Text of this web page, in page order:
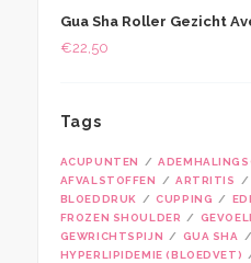
was:
is:
Gua Sha Roller Gezicht
€22,50
Tags
ACUPUNTEN
AFVALSTOFFEN
ARTRITIS
BLOEDDRUK
CUPPING
FROZEN SHOULDER
GEWRICHTSPIJN
GUA SHA
HYPERLIPIDEMIE (BLOEDVET)